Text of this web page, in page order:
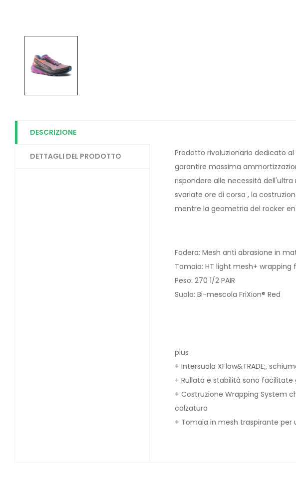
DESCRIZIONE
DETTAGLI DEL PRODOTTO
Prodotto rivoluzionario dedicato al
garantire massima
rispondere alle necessità
svariate ore di corsa , la
mentre la geometria del rocker
Fodera: Mesh anti abrasione in
Tomaia: HT light mesh+ wrapping
Peso: 270 1/2 PAIR
Suola: Bi-mescola FriXion® Red
plus
+ Intersuola XFlow&TRADE;,
+ Rullata e stabilità sono facilitate
+ Costruzione Wrapping System
calzatura
+ Tomaia in mesh traspirante per